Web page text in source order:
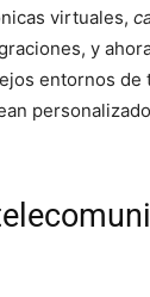
virtuales,
y
entornos de